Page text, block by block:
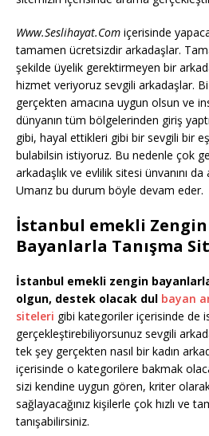
Www.Seslihayat.Com içerisinde
tamamen ücretsizdir arkadaşlar.
şekilde üyelik gerektirmeyen bir
hizmet veriyoruz sevgili arkadaşlar.
gerçekten amacına uygun olsun ve
dünyanın tüm bölgelerinden giriş
gibi, hayal ettikleri gibi bir sevgili bir
bulabilsin istiyoruz. Bu nedenle çok
arkadaşlık ve evlilik sitesi ünvanını
Umarız bu durum böyle devam eder.
İstanbul emekli Zengin
Bayanlarla Tanışma
İstanbul emekli zengin
olgun, destek olacak dul bayan
siteleri gibi kategoriler içerisinde de
gerçekleştirebiliyorsunuz sevgili
tek şey gerçekten nasıl bir kadın
içerisinde o kategorilere bakmak
sizi kendine uygun gören, kriter
sağlayacağınız kişilerle çok hızlı ve
tanışabilirsiniz.